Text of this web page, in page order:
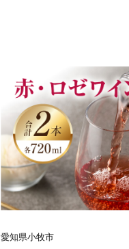
愛知県小牧市